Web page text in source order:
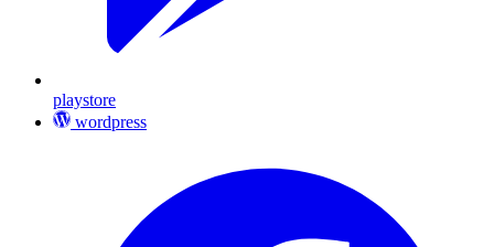
playstore
wordpress